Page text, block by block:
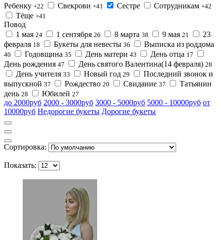
Ребенку +22 Свекрови +41 Сестре Сотрудникам +42
Тёще +41
Повод
1 мая 24 1 сентября 26 8 марта 38 9 мая 21
23
февраля 18 Букеты для невесты 36 Выписка из роддома
40 Годовщина 35 День матери 43 День отца 17
День рождения 47 День святого Валентина(14 февраля) 28
День учителя 33 Новый год 29
Последний звонок и
выпускной 37 Рождество 20 Свидание 37
Татьянин
день 28 Юбилей 27
до 2000руб 2000 - 3000руб 3000 - 5000руб 5000 - 10000руб от
10000руб Недорогие букеты Дорогие букеты
Сортировка:
Показать: